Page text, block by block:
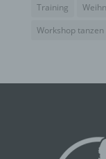
Training
Workshop tanzen
beziehen, zu
bezüglich